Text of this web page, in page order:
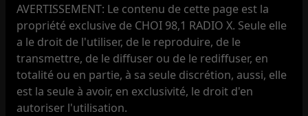
AVERTISSEMENT: Le contenu de cette page est la
propriété exclusive de CHOI 98,1 RADIO X. Seule elle
a le droit de l'utiliser, de le reproduire, de le
transmettre, de le diffuser ou de le rediffuser, en
totalité ou en partie, à sa seule discrétion, aussi, elle
est la seule à avoir, en exclusivité, le droit d'en
autoriser l'utilisation.